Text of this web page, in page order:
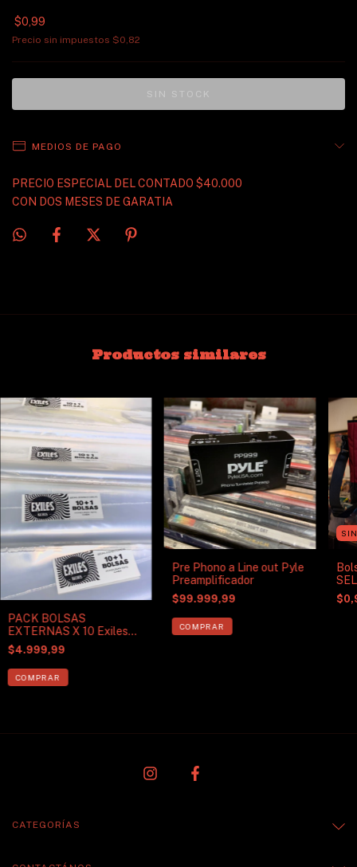
$0,99
Precio sin impuestos $0,82
MEDIOS DE PAGO
PRECIO ESPECIAL DEL CONTADO $40.000
CON DOS MESES DE GARATIA
Productos similares
PACK BOLSAS
EXTERNAS X 10 Exiles
Records
$4.999,99
Pre Phono a Line out Pyle
Preamplificador
$99.999,99
30
CATEGORÍAS